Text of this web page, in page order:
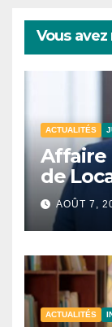
Vous
ACTUALITÉS
Affaire
de
liberté.
AOÛT 7,
ACTUALITÉS